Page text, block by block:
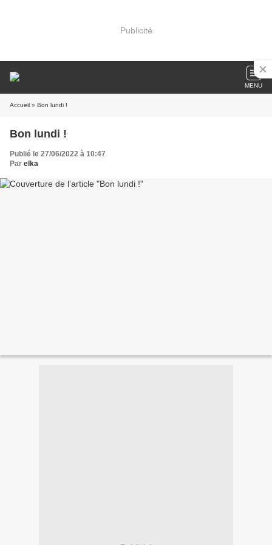
Publicité
MENU
Accueil » Bon lundi !
Bon lundi !
Publié le 27/06/2022 à 10:47
Par elka